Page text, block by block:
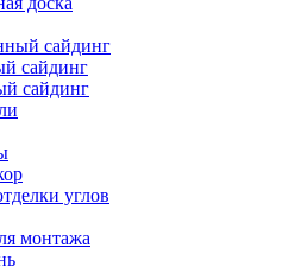
сайдинг
сайдинг
сайдинг
углов
монтажа